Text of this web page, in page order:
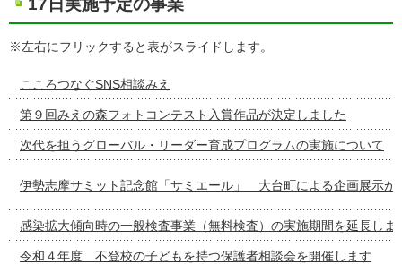
※左右にフリックすると表がスライドします。
こころつなぐSNS相談みえ
第９回みえの森フォトコンテスト入賞作品が決定しました
次代を担うグローバル・リーダー育成プログラムの実施について
伊勢志摩サミット記念館「サミエール」 大台町による企画展示が
感染拡大傾向時の一般検査事業（無料検査）の実施期間を延長しま
令和４年度 不登校の子どもを持つ保護者相談会を開催します